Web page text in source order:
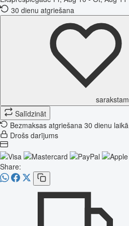
30 dienu atgriešana
sarakstam
Salīdzināt
Bezmaksas atgriešana 30 dienu laikā
Drošs darījums
Share: